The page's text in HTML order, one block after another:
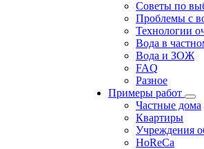
Советы по
Проблемы с
Технологии
Вода в
Вода и ЗОЖ
FAQ
Разное
Примеры работ
Частные дома
Квартиры
Учреждения
HoReCa